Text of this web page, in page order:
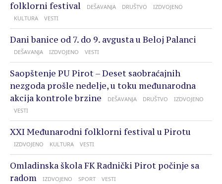
folklorni festival
DEŠAVANJA DRUŠTVO
IZDVOJENO
KULTURA
VESTI
Dani banice od 7. do 9. avgusta u Beloj Palanci
DEŠAVANJA IZDVOJENO VESTI
Saopštenje PU Pirot – Deset saobraćajnih
nezgoda prošle nedelje, u toku međunarodna
akcija kontrole brzine
DEŠAVANJA DRUŠTVO
IZDVOJENO
VESTI
XXI Međunarodni folklorni festival u Pirotu
IZDVOJENO KULTURA VESTI
Omladinska škola FK Radnički Pirot počinje sa
radom
IZDVOJENO SPORT VESTI